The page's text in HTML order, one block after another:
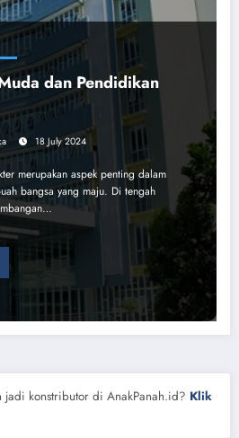
dan Pendidikan
18 July 2024
merupakan aspek penting dalam
bangsa yang maju. Di tengah
jadi konstributor di AnakPanah.id? Klik